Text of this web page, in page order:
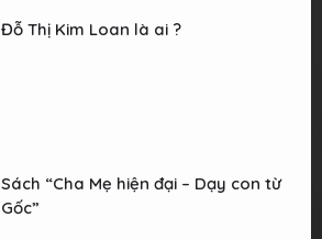
Đỗ Thị Kim Loan là ai ?
Sách “Cha Mẹ hiện đại – Dạy con từ
Gốc”